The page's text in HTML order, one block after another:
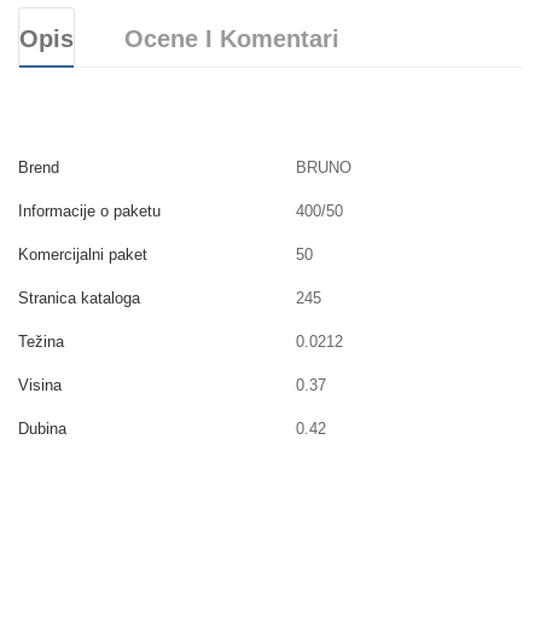
Opis Ocene I Komentari
Brend BRUNO
Informacije o paketu 400/50
Komercijalni paket 50
Stranica kataloga 245
Težina 0.0212
Visina 0.37
Dubina 0.42